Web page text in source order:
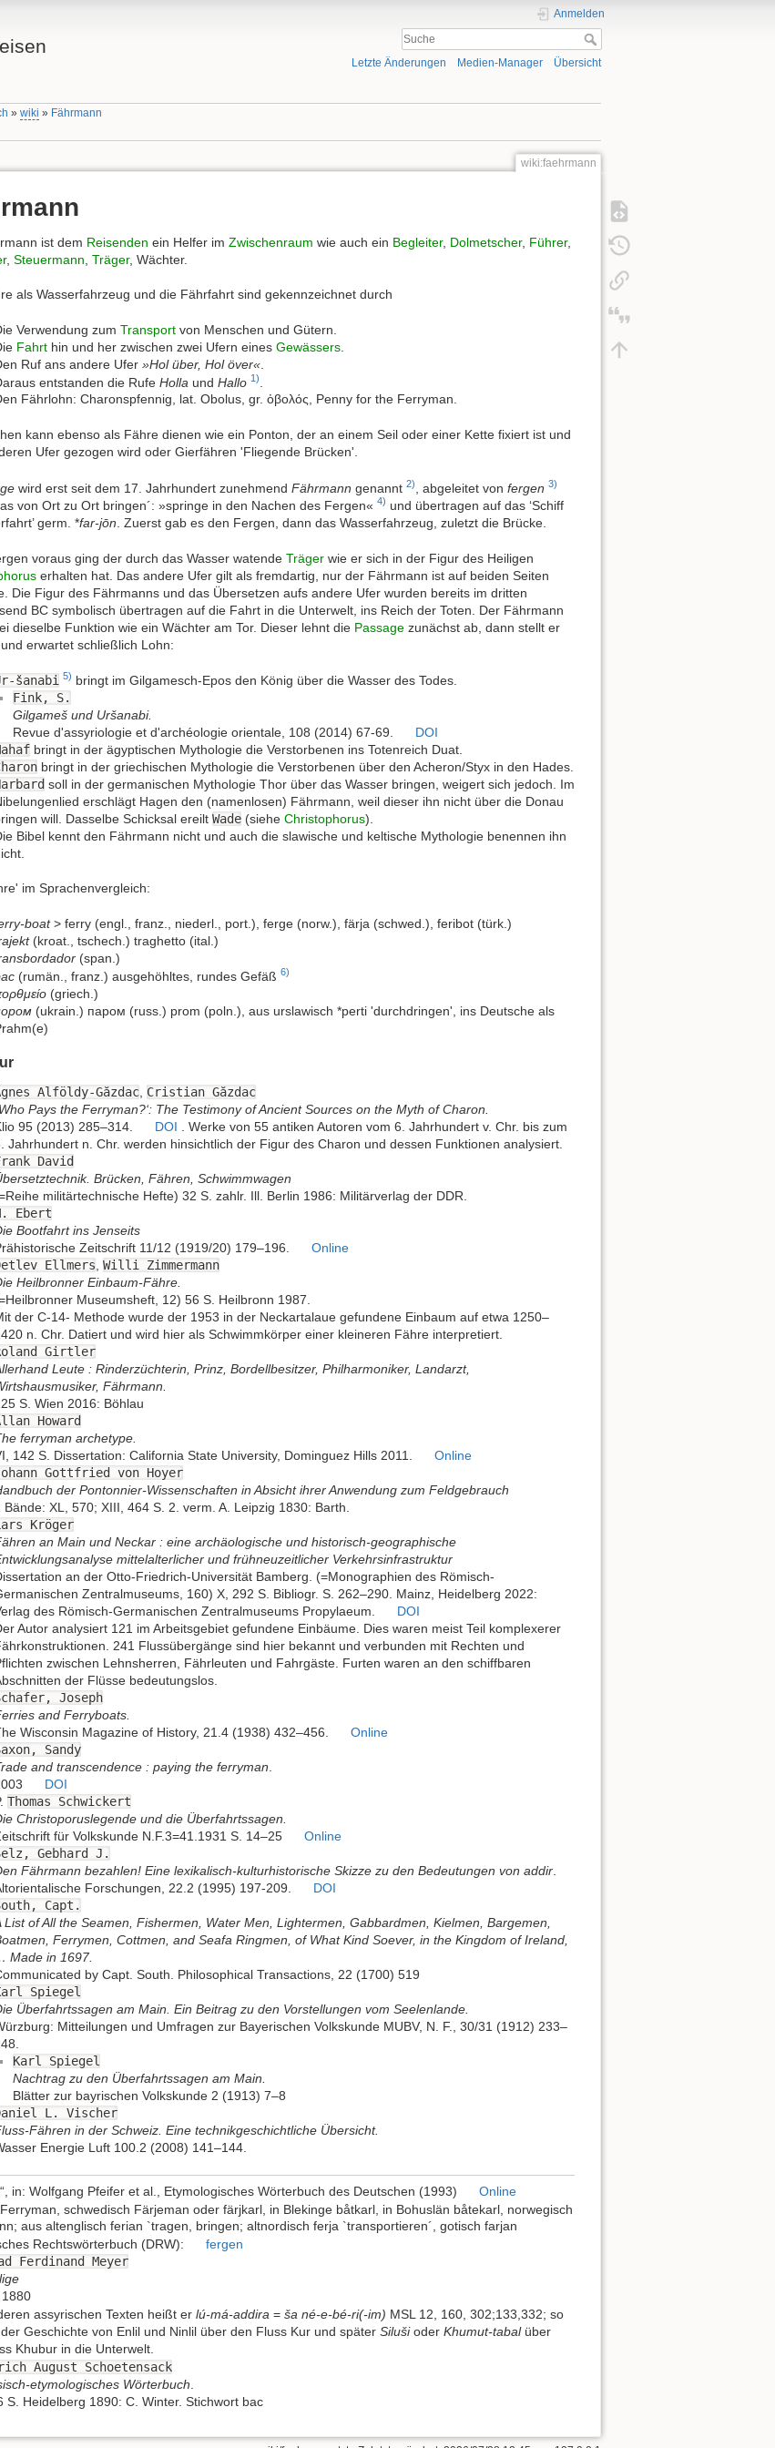
Anmelden
Letzte Änderungen Medien-Manager Übersicht
»wiki » Fährmann
wiki:faehrmann
ist dem Reisenden ein Helfer im Zwischenraum wie auch ein Begleiter, Dolmetscher, Führer,
, Steuermann Träger, Wächter.
als Wasserfahrzeug und die Fährfahrt sind gekennzeichnet durch
Verwendung zum Transport von Menschen und Gütern.
Fahrt hin und her zwischen zwei Ufern eines Gewässers
Ruf ans andere Ufer »Hol über, Hol över«
entstanden die Rufe Holla und Hallo 1)
Fährlohn: Charonspfennig, lat. Obolus, gr. ὀβολός, Penny for the Ferryman.
kann ebenso als Fähre dienen wie ein Ponton, der an einem Seil oder einer Kette fixiert ist und
Ufer gezogen wird oder Gierfähren 'Fliegende Brücken'.
wird erst seit dem 17. Jahrhundert zunehmend Fährmann genannt 2) , abgeleitet von fergen 3)
von Ort zu Ort bringen´: »springe in den Nachen des Fergen« 4) und übertragen auf das ‘Schiff
germ. *far-jōn . Zuerst gab es den Fergen, dann das Wasserfahrzeug, zuletzt die Brücke.
voraus ging der durch das Wasser watende Träger wie er sich in der Figur des Heiligen
erhalten hat. Das andere Ufer gilt als fremdartig, nur der Fährmann ist auf beiden Seiten
Die Figur des Fährmanns und das Übersetzen aufs andere Ufer wurden bereits im dritten
BC symbolisch übertragen auf die Fahrt in die Unterwelt, ins Reich der Toten. Der Fährmann
dieselbe Funktion wie ein Wächter am Tor. Dieser lehnt die Passage zunächst ab, dann stellt er
erwartet schließlich Lohn:
šanabi 5) bringt im Gilgamesch-Epos den König über die Wasser des Todes.
Fink, S.
Gilgameš und Uršanabi.
Revue d'assyriologie et d'archéologie orientale, 108 (2014) 67-69.
DOI
bringt in der ägyptischen Mythologie die Verstorbenen ins Totenreich Duat.
bringt in der griechischen Mythologie die Verstorbenen über den Acheron/Styx in den Hades.
soll in der germanischen Mythologie Thor über das Wasser bringen, weigert sich jedoch. Im
erschlägt Hagen den (namenlosen) Fährmann, weil dieser ihn nicht über die Donau
will. Dasselbe Schicksal ereilt Wade (siehe Christophorus).
Bibel kennt den Fährmann nicht und auch die slawische und keltische Mythologie benennen ihn
im Sprachenvergleich:
boat> ferry (engl., franz., niederl., port.), ferge (norw.), färja (schwed.), feribot (türk.)
(kroat., tschech.) traghetto (ital.)
(span.)
(rumän., franz.) ausgehöhltes, rundes Gefäß 6)
(griech.)
(ukrain.) паром (russ.) prom (poln.), aus urslawisch *perti 'durchdringen', ins Deutsche als
Alföldy-Găzdac, Cristian Găzdac
Pays the Ferryman?‘: The Testimony of Ancient Sources on the Myth of Charon.
95 (2013) 285–314.
DOI . Werke von 55 antiken Autoren vom 6. Jahrhundert v. Chr. bis zum
Jahrhundert n. Chr. werden hinsichtlich der Figur des Charon und dessen Funktionen analysiert.
David
Brücken, Fähren, Schwimmwagen
militärtechnische Hefte) 32 S. zahlr. Ill. Berlin 1986: Militärverlag der DDR.
Ebert
Bootfahrt ins Jenseits
Zeitschrift 11/12 (1919/20) 179–196.
Online
Ellmers, Willi Zimmermann
Heilbronner Einbaum-Fähre.
Museumsheft, 12) 56 S. Heilbronn 1987.
der C-14- Methode wurde der 1953 in der Neckartalaue gefundene Einbaum auf etwa 1250–
n. Chr. Datiert und wird hier als Schwimmkörper einer kleineren Fähre interpretiert.
Girtler
Leute : Rinderzüchterin, Prinz, Bordellbesitzer, Philharmoniker, Landarzt,
Fährmann.
S. Wien 2016: Böhlau
Howard
ferryman archetype.
142 S. Dissertation: California State University, Dominguez Hills 2011.
Online
Gottfried von Hoyer
der Pontonnier-Wissenschaften in Absicht ihrer Anwendung zum Feldgebrauch
Bände: XL, 570; XIII, 464 S. 2. verm. A. Leipzig 1830: Barth.
Kröger
an Main und Neckar : eine archäologische und historisch-geographische
mittelalterlicher und frühneuzeitlicher Verkehrsinfrastruktur
an der Otto-Friedrich-Universität Bamberg. (=Monographien des Römisch-
Zentralmuseums, 160) X, 292 S. Bibliogr. S. 262–290. Mainz, Heidelberg 2022:
des Römisch-Germanischen Zentralmuseums Propylaeum.
DOI
Autor analysiert 121 im Arbeitsgebiet gefundene Einbäume. Dies waren meist Teil komplexerer
241 Flussübergänge sind hier bekannt und verbunden mit Rechten und
zwischen Lehnsherren, Fährleuten und Fahrgäste. Furten waren an den schiffbaren
der Flüsse bedeutungslos.
Joseph
and Ferryboats.
Wisconsin Magazine of History, 21.4 (1938) 432–456.
Online
Sandy
and transcendence : paying the ferryman.
DOI
Thomas Schwickert
Christoporuslegende und die Überfahrtssagen.
für Volkskunde N.F.3=41.1931 S. 14–25
Online
Gebhard J.
Fährmann bezahlen! Eine lexikalisch-kulturhistorische Skizze zu den Bedeutungen von addir.
Forschungen, 22.2 (1995) 197-209.
DOI
Capt.
List of All the Seamen, Fishermen, Water Men, Lightermen, Gabbardmen, Kielmen, Bargemen,
Ferrymen, Cottmen, and Seafa Ringmen, of What Kind Soever, in the Kingdom of Ireland,
Made in 1697.
by Capt. South. Philosophical Transactions, 22 (1700) 519
Spiegel
Überfahrtssagen am Main. Ein Beitrag zu den Vorstellungen vom Seelenlande.
Mitteilungen und Umfragen zur Bayerischen Volkskunde MUBV, N. F., 30/31 (1912) 233–
Karl Spiegel
Nachtrag zu den Überfahrtssagen am Main.
Blätter zur bayrischen Volkskunde 2 (1913) 7–8
L. Vischer
Fähren in der Schweiz. Eine technikgeschichtliche Übersicht.
Energie Luft 100.2 (2008) 141–144.
in: Wolfgang Pfeifer et al., Etymologisches Wörterbuch des Deutschen (1993) Online
schwedisch Färjeman oder färjkarl, in Blekinge båtkarl, in Bohuslän båtekarl, norwegisch
aus altenglisch ferian `tragen, bringen; altnordisch ferja `transportieren´, gotisch farjan
Rechtswörterbuch (DRW): fergen
Ferdinand Meyer
assyrischen Texten heißt er lú-má-addira = ša né-e-bé-ri(-im) MSL 12, 160, 302;133,332; so
Geschichte von Enlil und Ninlil über den Fluss Kur und später Silušioder Khumut-tabalüber
Khubur in die Unterwelt.
August Schoetensack
etymologisches Wörterbuch
S. Heidelberg 1890: C. Winter. Stichwort bac